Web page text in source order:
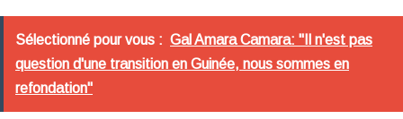
Sélectionné pour vous : Gal Amara Camara: "Il n'est pas
question d'une transition en Guinée, nous sommes en
refondation"